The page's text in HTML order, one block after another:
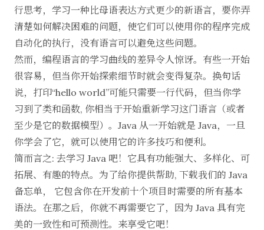
行思考，学习一种比母语表达方式更少的新语言，要你弄
清楚如何解决困难的问题，使它们可以使用你的程序完成
自动化的执行，没有语言可以避免这些问题。
然而，编程语言的学习曲线的差异令人惊讶。有些一开始
很容易，但当你开始探索细节时就会变得复杂。换句话
说，打印“hello world”可能只需要一行代码，但当你学
习到了类和函数, 你相当于开始重新学习这门语言（或者
至少是它的数据模型）。Java 从一开始就是 Java，一旦
你学会了它，就可以使用它的许多技巧和便利。
简而言之: 去学习 Java 吧！它具有功能强大、多样化、可
拓展、有趣的特点。为了给你提供帮助, 下载我们的 Java
备忘单， 它包含你在开发前十个项目时需要的所有基本
语法。在那之后，你就不再需要它了，因为 Java 具有完
美的一致性和可预测性。来享受它吧！